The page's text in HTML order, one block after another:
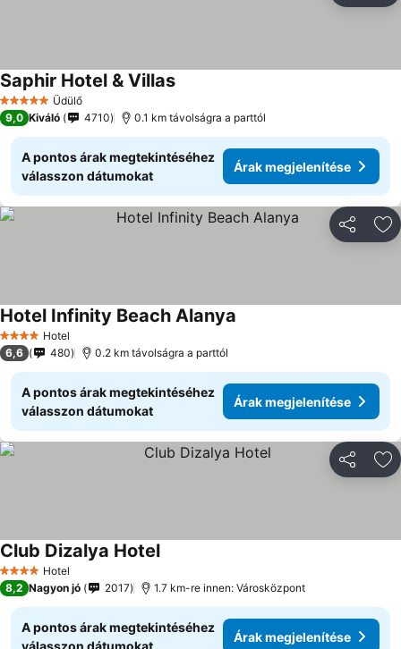
5 KategóriaÜdülő
Saphir Hotel & Villas
9,0 Kiváló 4710 0.1 km távolságra a parttól
A pontos árak megtekintéséhez
válasszon dátumokat
Árak megjelenítése
4 KategóriaHotel
Hotel Infinity Beach Alanya
6,6 480 0.2 km távolságra a parttól
A pontos árak megtekintéséhez
válasszon dátumokat
Árak megjelenítése
4 KategóriaHotel
Club Dizalya Hotel
8,2 Nagyon jó 2017 1.7 km-re innen: Városközpont
A pontos árak megtekintéséhez
válasszon dátumokat
Árak megjelenítése